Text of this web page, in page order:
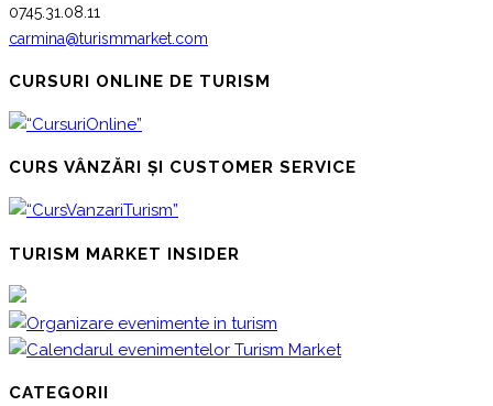
0745.31.08.11
carmina@turismmarket.com
CURSURI ONLINE DE TURISM
CURS VÂNZĂRI ȘI CUSTOMER SERVICE
TURISM MARKET INSIDER
CATEGORII